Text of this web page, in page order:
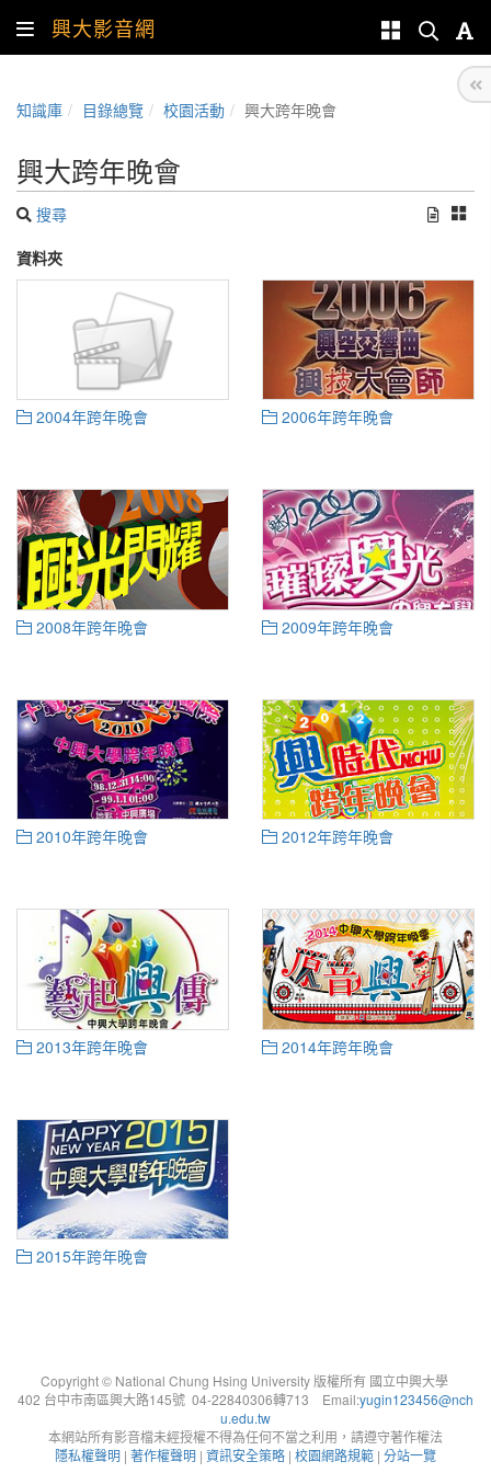
興大影音網
知識庫 目錄總覽 校園活動 興大跨年晚會
興大跨年晚會
搜尋
資料夾
2004年跨年晚會 2006年跨年晚會
2008年跨年晚會 2009年跨年晚會
2010年跨年晚會 2012年跨年晚會
2013年跨年晚會 2014年跨年晚會
2015年跨年晚會
Copyright © National Chung Hsing University 版權所有 國立中興大學
402 台中市南區興大路145號 04-22840306轉713 Email:yugin123456@nch
u.edu.tw
本網站所有影音檔未經授權不得為任何不當之利用，請遵守著作權法
隱私權聲明 | 著作權聲明 | 資訊安全策略 | 校園網路規範 | 分站一覽